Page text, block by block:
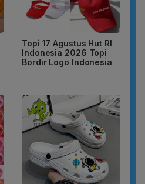
Topi 17 Agustus Hut RI
Indonesia 2026 Topi
Bordir Logo Indonesia